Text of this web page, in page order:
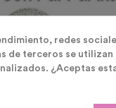
redes
de terceros se utilizan
¿Aceptas